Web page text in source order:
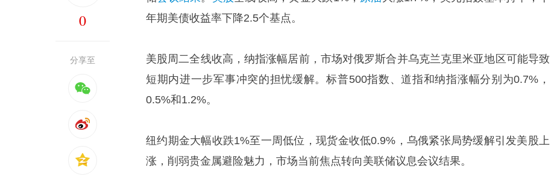
0
分享至
年期美债收益率下降2.5个基点。
美股周二全线收高，纳指涨幅居前，市场对俄罗斯合并乌克兰克里米亚地区可能导致
短期内进一步军事冲突的担忧缓解。标普500指数、道指和纳指涨幅分别为0.7%，
0.5%和1.2%。
纽约期金大幅收跌1%至一周低位，现货金收低0.9%，乌俄紧张局势缓解引发美股上
涨，削弱贵金属避险魅力，市场当前焦点转向美联储议息会议结果。